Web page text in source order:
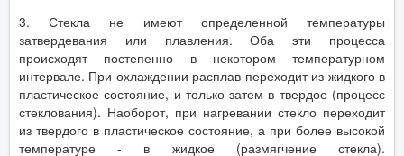
3. Стекла не имеют определенной температуры
затвердевания или плавления. Оба эти процесса
происходят постепенно в некотором температурном
интервале. При охлаждении расплав переходит из жидкого в
пластическое состояние, и только затем в твердое (процесс
стеклования). Наоборот, при нагревании стекло переходит
из твердого в пластическое состояние, а при более высокой
температуре - в жидкое (размягчение стекла).